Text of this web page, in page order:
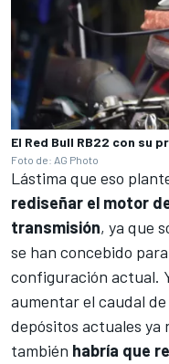
El Red Bull RB22 con su
Foto de: AG Photo
Lástima que eso
rediseñar el motor
transmisión, ya que
se han concebido
configuración actual.
aumentar el caudal
depósitos actuales ya
también habría que